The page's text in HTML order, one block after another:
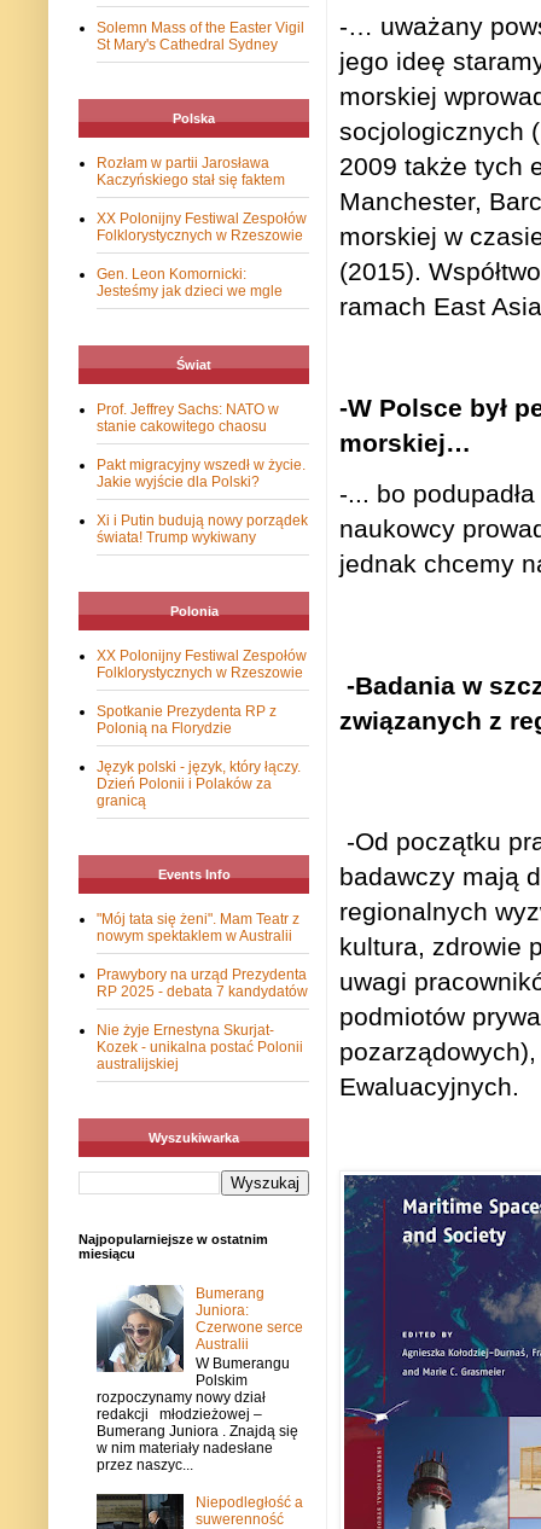
-… uważany
jego ideę
morskiej
socjologicznych
2009 także tych
Manchester,
morskiej w
(2015).
ramach East
-W Polsce był
morskiej…
-... bo
naukowcy
jednak chcemy
-Badania w
związanych z
-Od początku
badawczy mają
regionalnych
kultura, zdrowie
uwagi
podmiotów
Ewaluacyjnych.
Solemn Mass of the Easter Vigil
St Mary's Cathedral Sydney
Polska
Rozłam w partii Jarosława
Kaczyńskiego stał się faktem
XX Polonijny Festiwal Zespołów
Folklorystycznych w Rzeszowie
Gen. Leon Komornicki:
Jesteśmy jak dzieci we mgle
Świat
Prof. Jeffrey Sachs: NATO w
stanie cakowitego chaosu
Pakt migracyjny wszedł w życie.
Jakie wyjście dla Polski?
Xi i Putin budują nowy porządek
świata! Trump wykiwany
Polonia
XX Polonijny Festiwal Zespołów
Folklorystycznych w Rzeszowie
Spotkanie Prezydenta RP z
Polonią na Florydzie
Język polski - język, który łączy.
Dzień Polonii i Polaków za
granicą
Events Info
"Mój tata się żeni". Mam Teatr z
nowym spektaklem w Australii
Prawybory na urząd Prezydenta
RP 2025 - debata 7 kandydatów
Nie żyje Ernestyna Skurjat-
Kozek - unikalna postać Polonii
australijskiej
Wyszukiwarka
Najpopularniejsze w ostatnim
miesiącu
Bumerang
Juniora:
Czerwone serce
Australii
W Bumerangu
Polskim
rozpoczynamy nowy dział
redakcji młodzieżowej –
Bumerang Juniora . Znajdą się
w nim materiały nadesłane
przez naszyc...
Niepodległość a
suwerenność